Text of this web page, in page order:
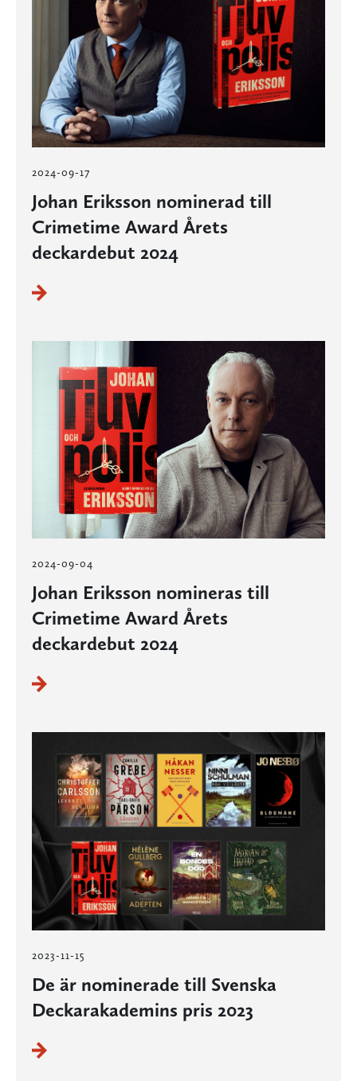
2024-09-17
Johan Eriksson nominerad till
Crimetime Award Årets
deckardebut 2024
2024-09-04
Johan Eriksson nomineras till
Crimetime Award Årets
deckardebut 2024
2023-11-15
De är nominerade till Svenska
Deckarakademins pris 2023